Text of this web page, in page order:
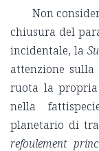
Non
chiusura del
incidentale, la
attenzione
ruota la propria
nella
planetario di
refoulement